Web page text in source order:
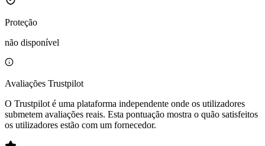
Proteção
não disponível
Avaliações Trustpilot
O Trustpilot é uma plataforma independente onde os utilizadores
submetem avaliações reais. Esta pontuação mostra o quão satisfeitos
os utilizadores estão com um fornecedor.